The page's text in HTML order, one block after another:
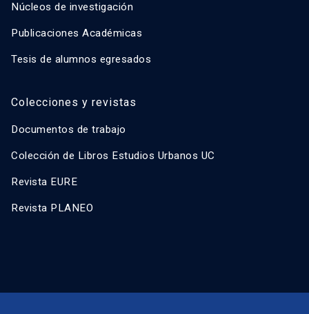
Núcleos de investigación
Publicaciones Académicas
Tesis de alumnos egresados
Colecciones y revistas
Documentos de trabajo
Colección de Libros Estudios Urbanos UC
Revista EURE
Revista PLANEO